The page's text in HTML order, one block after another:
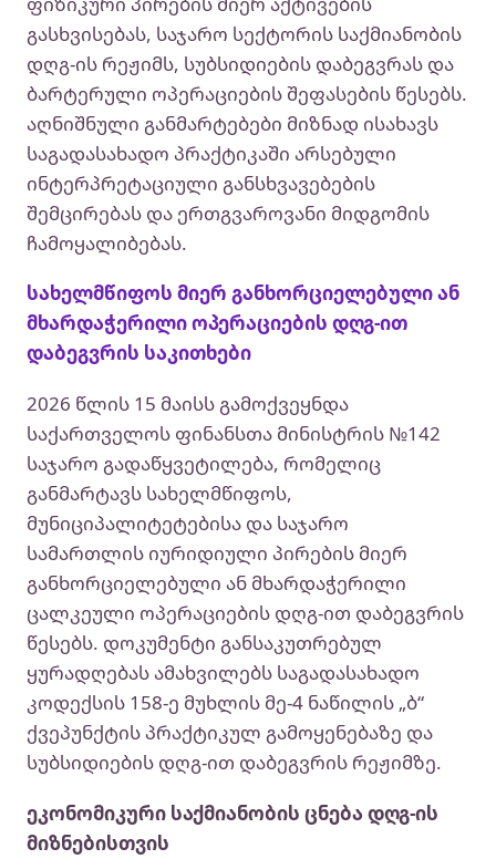
გასხვისებას, საჯარო სექტორის საქმიანობის
დღგ-ის რეჟიმს, სუბსიდიების დაბეგვრას და
ბარტერული ოპერაციების შეფასების წესებს.
აღნიშნული განმარტებები მიზნად ისახავს
საგადასახადო პრაქტიკაში არსებული
ინტერპრეტაციული განსხვავებების
შემცირებას და ერთგვაროვანი მიდგომის
ჩამოყალიბებას.
სახელმწიფოს მიერ განხორციელებული ან
მხარდაჭერილი ოპერაციების დღგ-ით
დაბეგვრის საკითხები
2026 წლის 15 მაისს გამოქვეყნდა
საქართველოს ფინანსთა მინისტრის №142
საჯარო გადაწყვეტილება, რომელიც
განმარტავს სახელმწიფოს,
მუნიციპალიტეტებისა და საჯარო
სამართლის იურიდიული პირების მიერ
განხორციელებული ან მხარდაჭერილი
ცალკეული ოპერაციების დღგ-ით დაბეგვრის
წესებს. დოკუმენტი განსაკუთრებულ
ყურადღებას ამახვილებს საგადასახადო
კოდექსის 158-ე მუხლის მე-4 ნაწილის „ბ“
ქვეპუნქტის პრაქტიკულ გამოყენებაზე და
სუბსიდიების დღგ-ით დაბეგვრის რეჟიმზე.
ეკონომიკური საქმიანობის ცნება დღგ-ის
მიზნებისთვის